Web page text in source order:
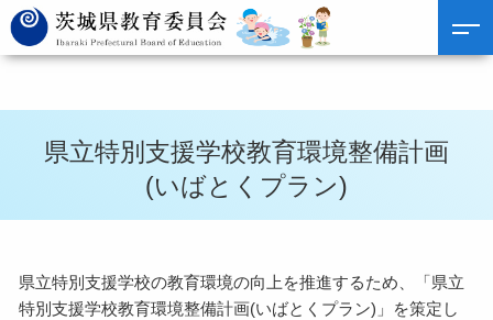
県立特別支援学校教育環境整備計画
(いばとくプラン)
県立特別支援学校の教育環境の向上を推進するため、「県立
特別支援学校教育環境整備計画(いばとくプラン)」を策定し